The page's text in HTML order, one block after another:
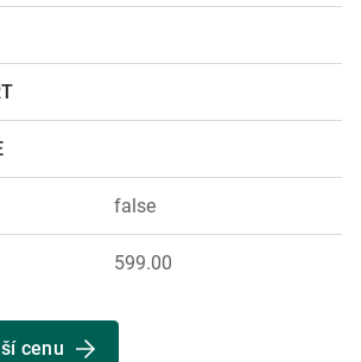
false
599.00
cenu